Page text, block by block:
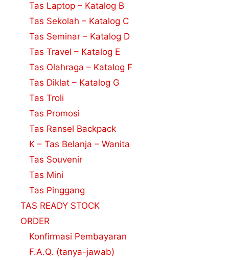
Tas Laptop – Katalog B
Tas Sekolah – Katalog C
Tas Seminar – Katalog D
Tas Travel – Katalog E
Tas Olahraga – Katalog F
Tas Diklat – Katalog G
Tas Troli
Tas Promosi
Tas Ransel Backpack
K – Tas Belanja – Wanita
Tas Souvenir
Tas Mini
Tas Pinggang
TAS READY STOCK
ORDER
Konfirmasi Pembayaran
F.A.Q. (tanya-jawab)